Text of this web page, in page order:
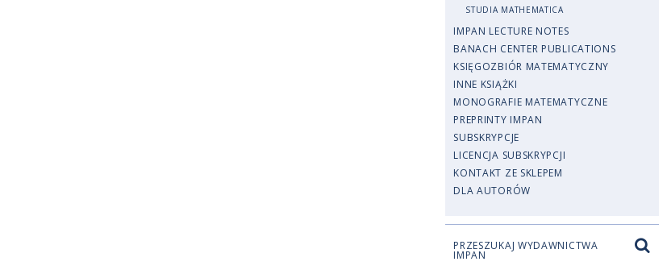
STUDIA MATHEMATICA
IMPAN LECTURE NOTES
BANACH CENTER PUBLICATIONS
KSIĘGOZBIÓR MATEMATYCZNY
INNE KSIĄŻKI
MONOGRAFIE MATEMATYCZNE
PREPRINTY IMPAN
SUBSKRYPCJE
LICENCJA SUBSKRYPCJI
KONTAKT ZE SKLEPEM
DLA AUTORÓW
PRZESZUKAJ WYDAWNICTWA
IMPAN